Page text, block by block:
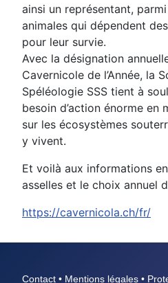
ainsi un représentant,
animales qui dépendent
pour leur survie.
Avec la désignation
Cavernicole de l’Année, la
Spéléologie SSS tient à
besoin d’action énorme en
sur les écosystèmes
y vivent.
Et voilà aux informations
asselles et le choix annuel
https://cavernicola.ch/fr/
Contact • Mentions légales •